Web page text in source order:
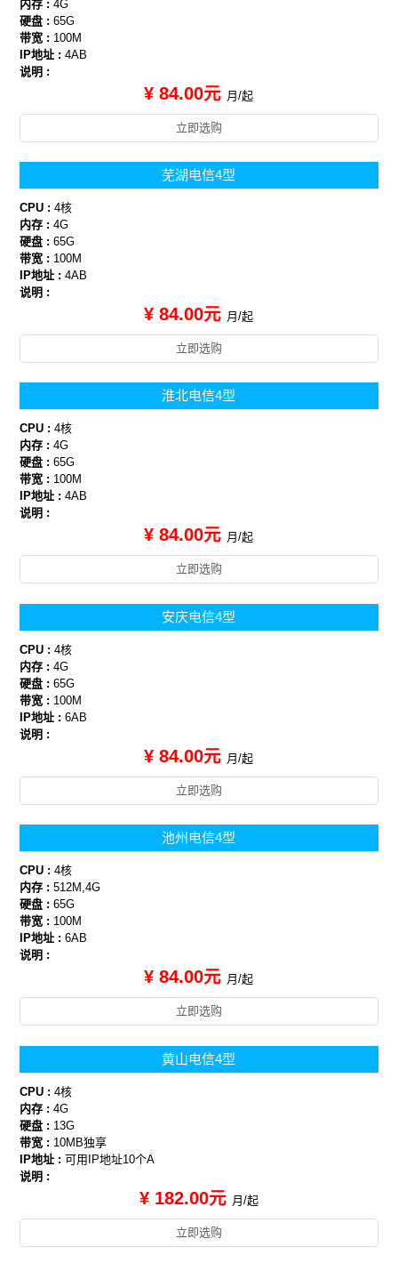
内存 :4G
硬盘 :65G
带宽 : 100M
IP地址 :4AB
说明 :
¥ 84.00元 月/起
立即选购
芜湖电信4型
CPU :4核
内存 :4G
硬盘 :65G
带宽 : 100M
IP地址 :4AB
说明 :
¥ 84.00元 月/起
立即选购
淮北电信4型
CPU :4核
内存 :4G
硬盘 :65G
带宽 : 100M
IP地址 :4AB
说明 :
¥ 84.00元 月/起
立即选购
安庆电信4型
CPU :4核
内存 :4G
硬盘 :65G
带宽 : 100M
IP地址 :6AB
说明 :
¥ 84.00元 月/起
立即选购
池州电信4型
CPU :4核
内存 :512M,4G
硬盘 :65G
带宽 : 100M
IP地址 :6AB
说明 :
¥ 84.00元 月/起
立即选购
黄山电信4型
CPU :4核
内存 :4G
硬盘 : 13G
带宽 : 10MB独享
IP地址 :可用IP地址10个A
说明 :
¥ 182.00元 月/起
立即选购